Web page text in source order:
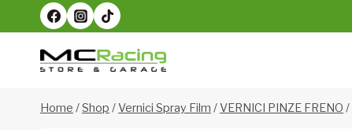
al
contenuto
Home /Shop /Vernici Spray Film /VERNICI PINZE FRENO /